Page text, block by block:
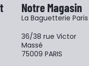
Notre Magasin
La Baguetterie Paris
36/38 rue Victor
Massé
75009 PARIS